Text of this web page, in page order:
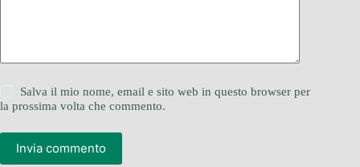
Salva il mio nome, email e sito web in questo browser per
la prossima volta che commento.
Invia commento